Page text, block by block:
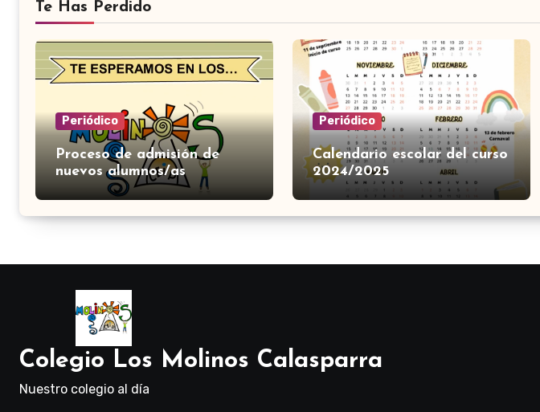
Te Has Perdido
Periódico
Proceso de admisión de
nuevos alumnos/as
Periódico
Calendario escolar del curso
2024/2025
Colegio Los Molinos Calasparra
Nuestro colegio al día